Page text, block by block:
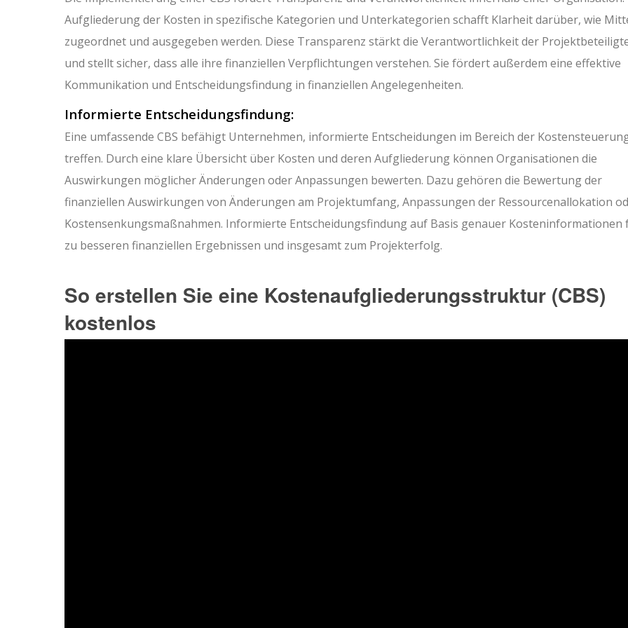
Aufgliederung der Kosten in spezifische Kategorien und Unterkategorien schafft Klarheit darüber, wie
zugeordnet und ausgegeben werden. Diese Transparenz stärkt die Verantwortlichkeit der
und stellt sicher, dass alle ihre finanziellen Verpflichtungen verstehen. Sie fördert außerdem eine effektive
Kommunikation und Entscheidungsfindung in finanziellen Angelegenheiten.
Informierte Entscheidungsfindung:
Eine umfassende CBS befähigt Unternehmen, informierte Entscheidungen im Bereich der
treffen. Durch eine klare Übersicht über Kosten und deren Aufgliederung können Organisationen die
Auswirkungen möglicher Änderungen oder Anpassungen bewerten. Dazu gehören die Bewertung der
finanziellen Auswirkungen von Änderungen am Projektumfang, Anpassungen der Ressourcenallokation
Kostensenkungsmaßnahmen. Informierte Entscheidungsfindung auf Basis genauer Kosteninformationen
zu besseren finanziellen Ergebnissen und insgesamt zum Projekterfolg.
So erstellen Sie eine Kostenaufgliederungsstruktur (CBS)
kostenlos